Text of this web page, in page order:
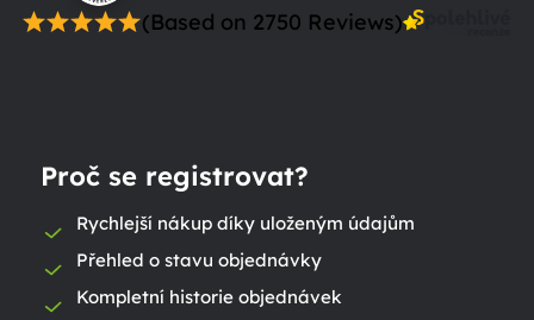
(Based on 2750 Reviews)
Proč se registrovat?
Rychlejší nákup díky uloženým údajům
Přehled o stavu objednávky
Kompletní historie objednávek